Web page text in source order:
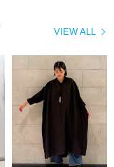
VIEW ALL